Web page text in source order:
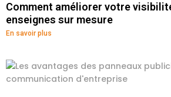
Comment améliorer votre
enseignes sur mesure
En savoir plus